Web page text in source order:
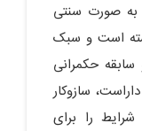
صورت سنتی
است و سبک
حکمرانی
سازوکار
را برای